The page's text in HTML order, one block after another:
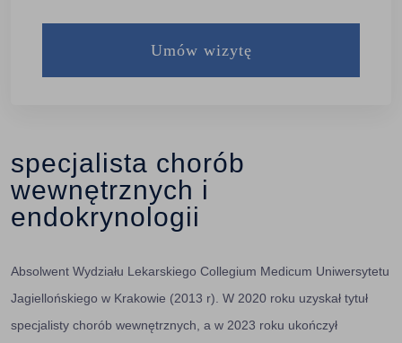
Umów wizytę
specjalista chorób
wewnętrznych i
endokrynologii
Absolwent Wydziału Lekarskiego Collegium Medicum Uniwersytetu
Jagiellońskiego w Krakowie (2013 r). W 2020 roku uzyskał tytuł
specjalisty chorób wewnętrznych, a w 2023 roku ukończył